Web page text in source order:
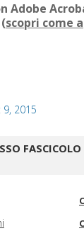
Adobe
scopri come
2015